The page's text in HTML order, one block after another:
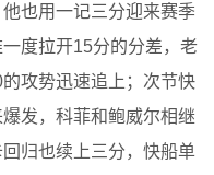
也用一记三分迎来赛季
度拉开15分的分差，老
攻势迅速追上；次节快
发，科菲和鲍威尔相继
归也续上三分，快船单